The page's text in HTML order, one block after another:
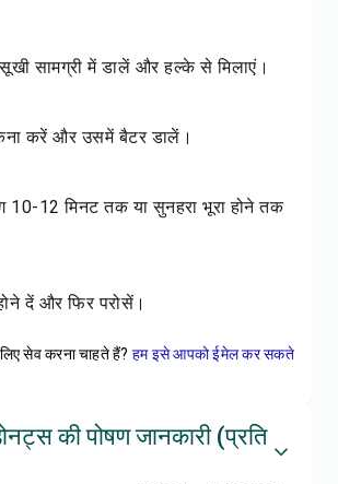
सूखी सामग्री में डालें और हल्के से मिलाएं।
करें और उसमें बैटर डालें।
10-12 मिनट तक या सुनहरा भूरा होने तक
दें और फिर परोसें।
सेव करना चाहते हैं? हम इसे आपको ईमेल कर सकते
की पोषण जानकारी (प्रति